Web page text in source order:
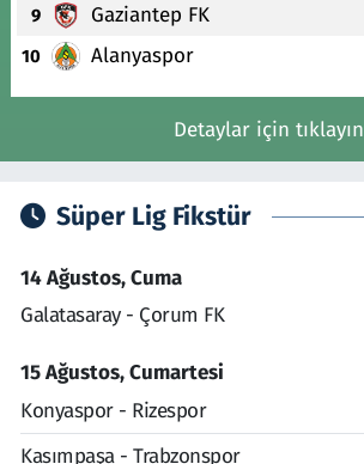
9 Gaziantep FK
10 Alanyaspor
Detaylar için tıklayın
Süper Lig Fikstür
14 Ağustos, Cuma
Galatasaray - Çorum FK
15 Ağustos, Cumartesi
Konyaspor - Rizespor
Kasımpaşa - Trabzonspor